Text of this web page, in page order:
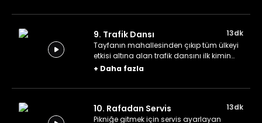
9. Trafik Dansı
13dk
Tayfanın mahallesinden çıkıp tüm ülkeyi
etkisi altına alan trafik dansını ilk kimin
başlattığı merak konusudur.
+ Daha fazla
10. Rafadan Servis
13dk
Pikniğe gitmek için servis ayarlayan